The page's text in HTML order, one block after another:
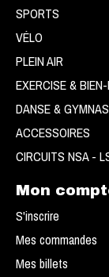
SPORTS
VÉLO
PLEIN AIR
EXERCISE &
DANSE &
ACCESSOIRES
CIRCUITS NSA -
Mon
S'inscrire
Mes commandes
Mes billets